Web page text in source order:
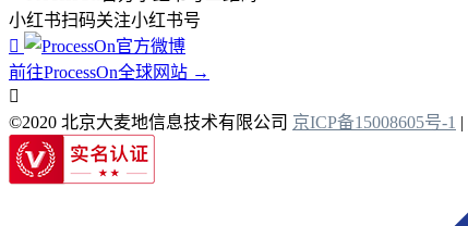
小红书扫码关注小红书号

前往ProcessOn全球网站 →

©2020 北京大麦地信息技术有限公司 京ICP备15008605号-1 |